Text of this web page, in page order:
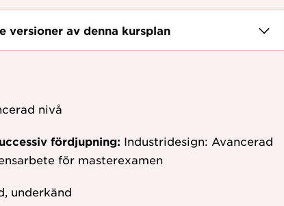
versioner av denna kursplan
nivå
fördjupning: Industridesign: Avancerad
för masterexamen
underkänd